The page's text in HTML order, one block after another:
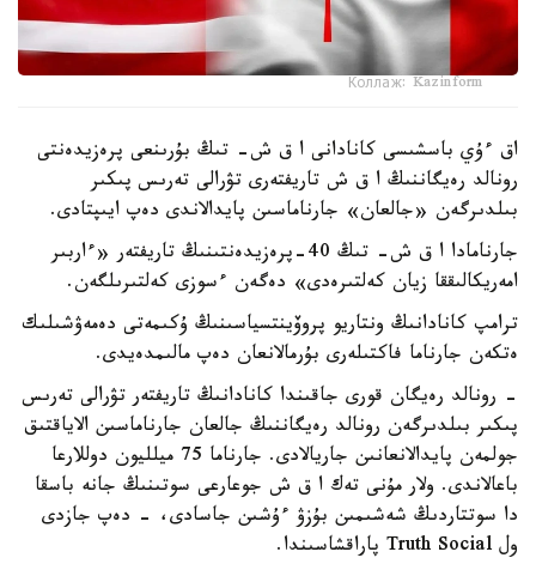
Коллаж: Kazinform
اق ءۇي باسشىسى كانادانى ا ق ش- تىڭ بۇرىنعى پرەزيدەنتى
رونالد رەيگاننىڭ ا ق ش تاريفتەرى تۋرالى تەرىس پىكىر
بىلدىرگەن «جالعان» جارناماسىن پايدالاندى دەپ ايىپتادى.
جارنامادا ا ق ش- تىڭ 40-پرەزيدەنتىنىڭ تاريفتەر «ءاربىر
امەريكالىققا زيان كەلتىرەدى» دەگەن ءسوزى كەلتىرىلگەن.
ترامپ كانادانىڭ ونتاريو پروۆينتسياسىنىڭ ۇكىمەتى دەمەۋشىلىك
ەتكەن جارناما فاكتىلەرى بۇرمالانعان دەپ مالىمدەيدى.
- رونالد رەيگان قورى جاقىندا كانادانىڭ تاريفتەر تۋرالى تەرىس
پىكىر بىلدىرگەن رونالد رەيگاننىڭ جالعان جارناماسىن الاياقتىق
جولمەن پايدالانعانىن جاريالادى. جارناما 75 ميلليون دوللارعا
باعالاندى. ولار مۇنى تەك ا ق ش جوعارعى سوتىنىڭ جانە باسقا
دا سوتتاردىڭ شەشىمىن بۇزۋ ءۇشىن جاسادى، - دەپ جازدى
ول Truth Social پاراقشاسىندا.